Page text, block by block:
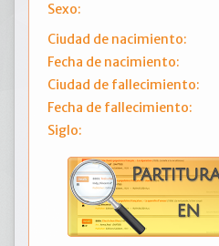
Sexo:
Ciudad de nacimiento:
Fecha de nacimiento:
Ciudad de fallecimiento:
Fecha de fallecimiento:
Siglo: